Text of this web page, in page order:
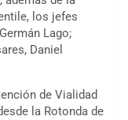
los jefes
Lago;
Daniel
de Vialidad
la Rotonda de